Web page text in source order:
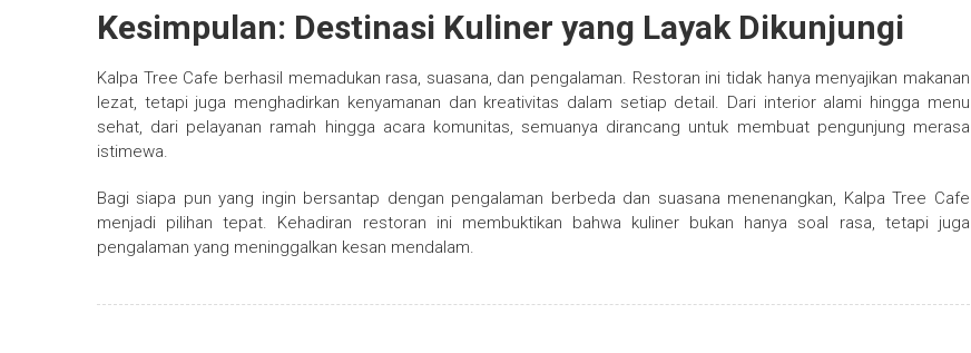
Kesimpulan: Destinasi Kuliner yang Layak Dikunjungi
Kalpa Tree Cafe berhasil memadukan rasa, suasana, dan pengalaman. Restoran ini tidak hanya menyajikan makanan
lezat, tetapi juga menghadirkan kenyamanan dan kreativitas dalam setiap detail. Dari interior alami hingga menu
sehat, dari pelayanan ramah hingga acara komunitas, semuanya dirancang untuk membuat pengunjung merasa
istimewa.
Bagi siapa pun yang ingin bersantap dengan pengalaman berbeda dan suasana menenangkan, Kalpa Tree Cafe
menjadi pilihan tepat. Kehadiran restoran ini membuktikan bahwa kuliner bukan hanya soal rasa, tetapi juga
pengalaman yang meninggalkan kesan mendalam.